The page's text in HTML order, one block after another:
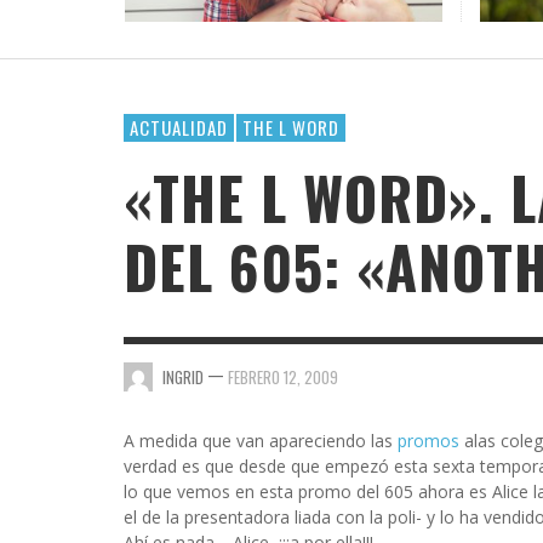
CASI
MARVEL
DAR
GUSTA ALGUIEN
LA PLAYA
CHICA BUSCA CHICA
CORTOS
ENGÁNCHATE A…
ENSERIADA!
EVDG
FAR OUT
GIMME SUGAR
VAYA
ACTUALIDAD THE L WORD
«THE L WORD».
DEL 605:
INGRID — FEBRERO 12, 2009
A medida que van apareciendo las promos alas
verdad es que desde que empezó esta sexta
lo que vemos en esta promo del 605 ahora es Alice
el de la presentadora liada con la poli- y lo ha